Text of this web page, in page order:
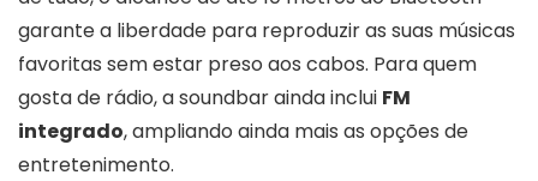
garante a liberdade para reproduzir as suas músicas
favoritas sem estar preso aos cabos. Para quem
gosta de rádio, a soundbar ainda inclui FM
integrado, ampliando ainda mais as opções de
entretenimento.